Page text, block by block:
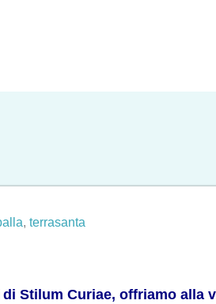
, terrasanta
Stilum Curiae, offriamo alla